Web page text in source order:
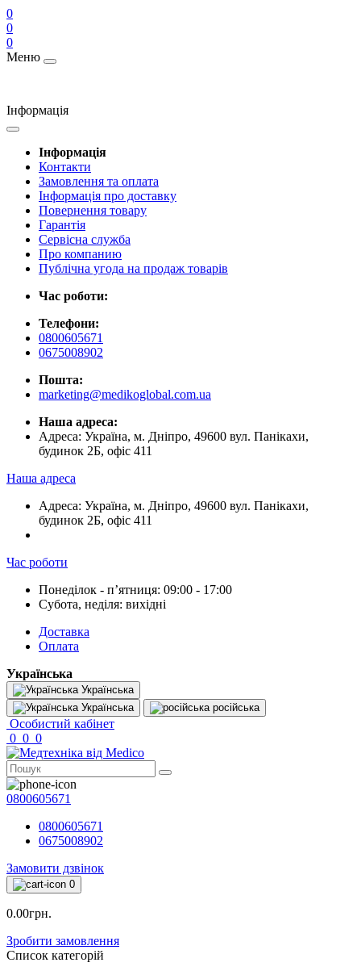
0
0
0
Меню
Інформація
Інформація
Контакти
Замовлення та оплата
Інформація про доставку
Повернення товару
Гарантія
Сервісна служба
Про компанию
Публічна угода на продаж товарів
Час роботи:
Телефони:
0800605671
0675008902
Пошта:
marketing@medikoglobal.com.ua
Наша адреса:
Адреса: Україна, м. Дніпро, 49600 вул. Панікахи,
будинок 2Б, офіс 411
Наша адреса
Адреса: Україна, м. Дніпро, 49600 вул. Панікахи,
будинок 2Б, офіс 411
Час роботи
Понеділок - пʼятниця: 09:00 - 17:00
Субота, неділя: вихідні
Доставка
Оплата
Українська
Українська
Українська
російська
Особистий кабінет
0 0 0
0800605671
0800605671
0675008902
Замовити дзвінок
0
0.00грн.
Зробити замовлення
Список категорій